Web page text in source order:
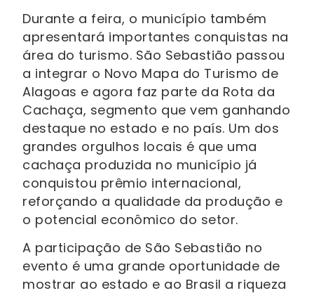
Durante a feira, o município também
apresentará importantes conquistas na
área do turismo. São Sebastião passou
a integrar o Novo Mapa do Turismo de
Alagoas e agora faz parte da Rota da
Cachaça, segmento que vem ganhando
destaque no estado e no país. Um dos
grandes orgulhos locais é que uma
cachaça produzida no município já
conquistou prêmio internacional,
reforçando a qualidade da produção e
o potencial econômico do setor.
A participação de São Sebastião no
evento é uma grande oportunidade de
mostrar ao estado e ao Brasil a riqueza